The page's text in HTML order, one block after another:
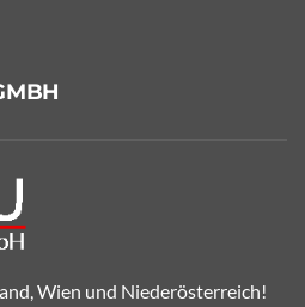
Wien und Niederösterreich!